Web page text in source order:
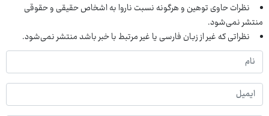
نظرات حاوی توهین و هرگونه نسبت ناروا به اشخاص حقیقی و حقوقی
منتشر نمی‌شود.
نظراتی که غیر از زبان فارسی یا غیر مرتبط با خبر باشد منتشر نمی‌شود.